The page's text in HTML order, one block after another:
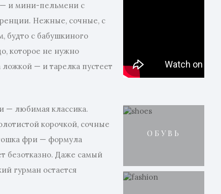
и мини-пельмени с
Нежные, сочные, с
будто с бабушкиного
которое не нужно
— и тарелка пустеет
— любимая классика.
корочкой, сочные
фри — формула
безотказно. Даже самый
гурман остается
ОБУВЬ